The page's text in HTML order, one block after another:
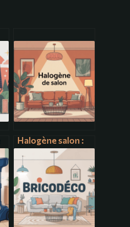
Halogène salon :
idées, conseils et
alternatives pour
bien éclairer